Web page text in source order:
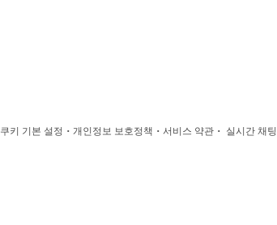
쿠키 기본 설정 · 개인정보 보호정책 · 서비스 약관 · 실시간 채팅